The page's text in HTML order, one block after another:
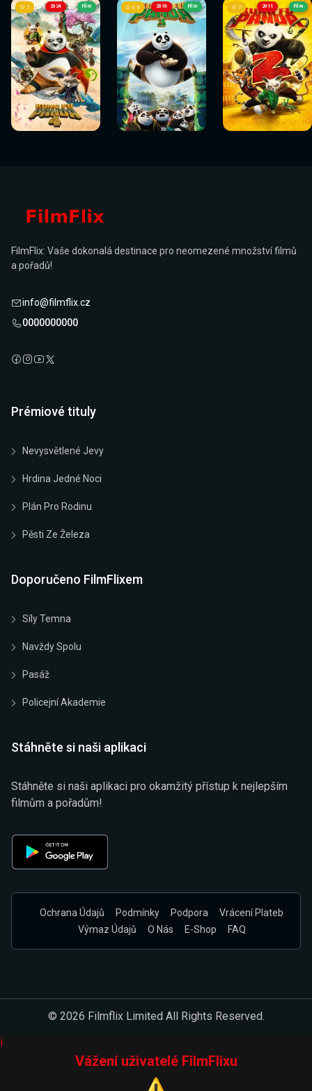
2024
Sledovat
nyní
7 Film
Sledovat
nyní
2016
Sledovat
nyní
6.9 Film
Sledovat
nyní
2011
Sledovat
nyní
7 Film
Sledovat
nyní
FilmFlix: Vaše dokonalá destinace pro neomezené množství filmů
a pořadů!
info@filmflix.cz
0000000000
Prémiové tituly
Nevysvětlené Jevy
Hrdina Jedné Noci
Plán Pro Rodinu
Pěsti Ze Železa
Doporučeno FilmFlixem
Síly Temna
Navždy Spolu
Pasáž
Policejní Akademie
Stáhněte si naši aplikaci
Stáhněte si naši aplikaci pro okamžitý přístup k nejlepším
filmům a pořadům!
Ochrana Údajů Podmínky Podpora
Vrácení Plateb
Výmaz Údajů
O Nás E-Shop FAQ
© 2026 Filmflix Limited All Rights Reserved.
i
Vážení uživatelé FilmFlixu